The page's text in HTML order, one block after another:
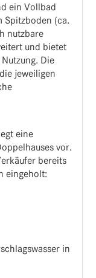
ein Vollbad
Spitzboden (ca.
nutzbare
und bietet
Die
jeweiligen
eine
vor.
bereits
eingeholt:
in